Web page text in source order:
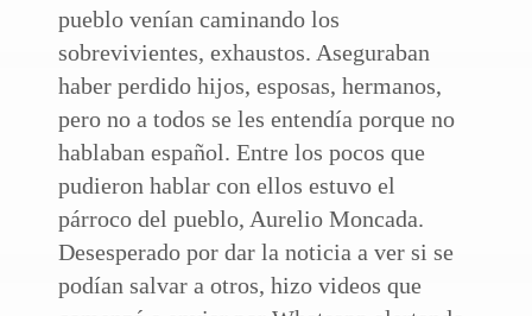
pueblo venían caminando los
sobrevivientes, exhaustos. Aseguraban
haber perdido hijos, esposas, hermanos,
pero no a todos se les entendía porque no
hablaban español. Entre los pocos que
pudieron hablar con ellos estuvo el
párroco del pueblo, Aurelio Moncada.
Desesperado por dar la noticia a ver si se
podían salvar a otros, hizo videos que